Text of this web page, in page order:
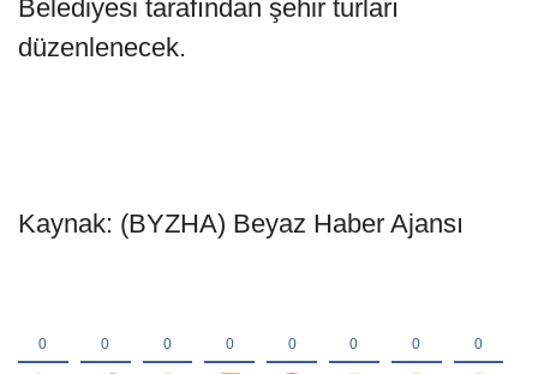
Belediyesi tarafından şehir turları
düzenlenecek.
Kaynak: (BYZHA) Beyaz Haber Ajansı